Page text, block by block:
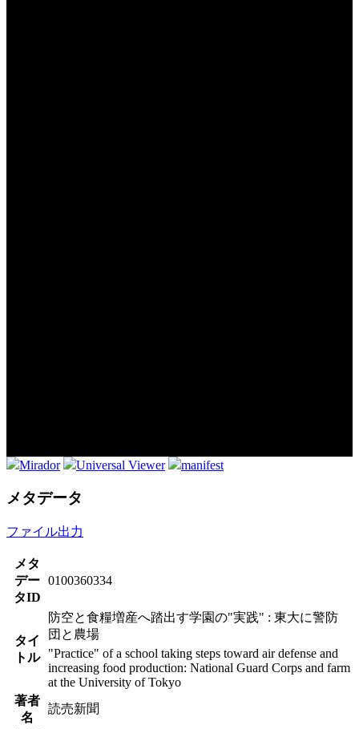
Mirador Universal Viewer manifest
メタデータ
ファイル出力
メタ
デー
タID
0100360334
タイ
トル
防空と食糧増産へ踏出す学園の"実践" : 東大に警防
団と農場
"Practice" of a school taking steps toward air defense and
increasing food production: National Guard Corps and farm
at the University of Tokyo
著者
名
読売新聞